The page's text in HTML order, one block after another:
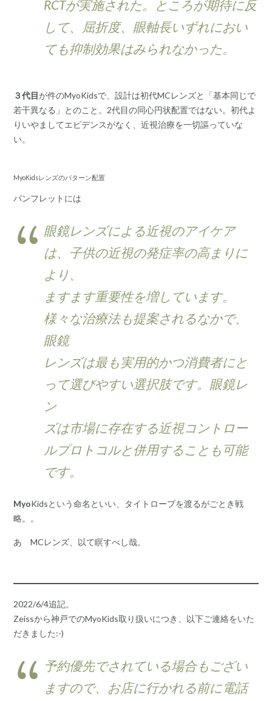
RCTが実施された。ところが期待に反
して、屈折度、眼軸長いずれにおい
ても抑制効果はみられなかった。
３代目が件のMyoKidsで、設計は初代MCレンズと「基本同じで
若干異なる」とのこと。2代目の同心円状配置ではない。初代よ
りいやましてエビデンスがなく、近視治療を一切謳っていな
い。
MyoKidsレンズのパターン配置
パンフレットには
眼鏡レンズによる近視のアイケア
は、子供の近視の発症率の高まりに
より、
ますます重要性を増しています。
様々な治療法も提案されるなかで、
眼鏡
レンズは最も実用的かつ消費者にと
って選びやすい選択肢です。眼鏡レ
ン
ズは市場に存在する近視コントロー
ルプロトコルと併用することも可能
です。
MyoKidsという命名といい、タイトロープを渡るがごとき戦
略。。
あゝMCレンズ、以て瞑すべし哉。
2022/6/4追記。
Zeissから神戸でのMyoKids取り扱いにつき、以下ご連絡をいた
だきました:-)
予約優先でされている場合もござい
ますので、お店に行かれる前に電話